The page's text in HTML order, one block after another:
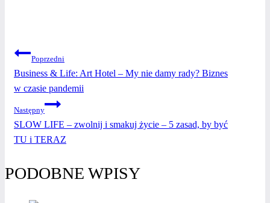
NAWIGACJA
WPISU
Poprzedni
Business & Life: Art Hotel – My nie damy rady? Biznes
w czasie pandemii
Następny
SLOW LIFE – zwolnij i smakuj życie – 5 zasad, by być
TU i TERAZ
PODOBNE WPISY